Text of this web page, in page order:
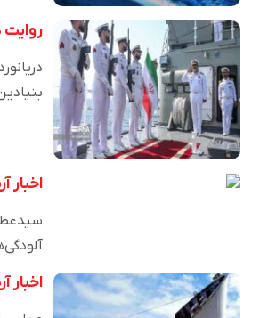
روایت
اخبار
اخبار